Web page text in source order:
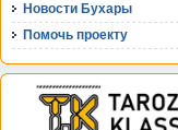
Новости Бухары
Помочь проекту